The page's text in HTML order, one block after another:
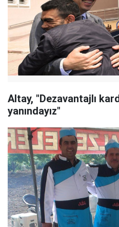
Altay, "Dezavantajlı
yanındayız"